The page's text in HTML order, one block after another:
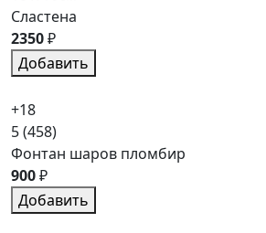
Сластена
2350₽
Добавить
+18
5(458)
Фонтан шаров пломбир
900₽
Добавить